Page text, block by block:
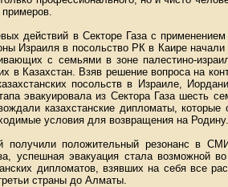
действий в Секторе Газа с
Израиля в посольство РК в Каире начали
с семьями в зоне палестино-
в Казахстан. Взяв решение вопроса на
посольств в Израиле,
эвакуировала из Сектора Газа шесть
казахстанские дипломаты, которые
условия для возвращения на Родину.
получили положительный резонанс в
успешная эвакуация стала возможной
дипломатов, взявших на себя все
страны до Алматы.